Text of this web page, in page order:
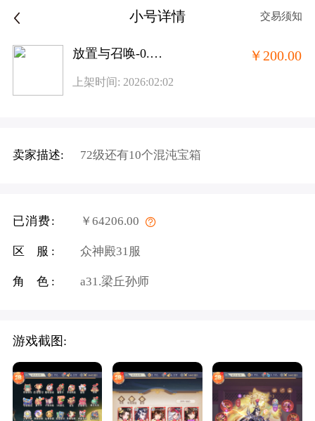
小号详情 交易须知
放置与召唤-0.1折1w免费版
上架时间: 2026:02:02
￥200.00
卖家描述: 72级还有10个混沌宝箱
已消费: ￥64206.00
区 服: 众神殿31服
角 色: a31.梁丘孙师
游戏截图: